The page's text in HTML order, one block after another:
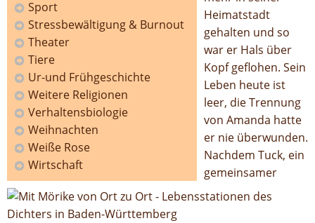
Sport
Stressbewältigung & Burnout
Theater
Tiere
Ur-und Frühgeschichte
Weitere Religionen
Verhaltensbiologie
Weihnachten
Weiße Rose
Wirtschaft
Heimatstadt
gehalten und so
war er Hals über
Kopf geflohen. Sein
Leben heute ist
leer, die Trennung
von Amanda hatte
er nie überwunden.
Nachdem Tuck, ein
gemeinsamer